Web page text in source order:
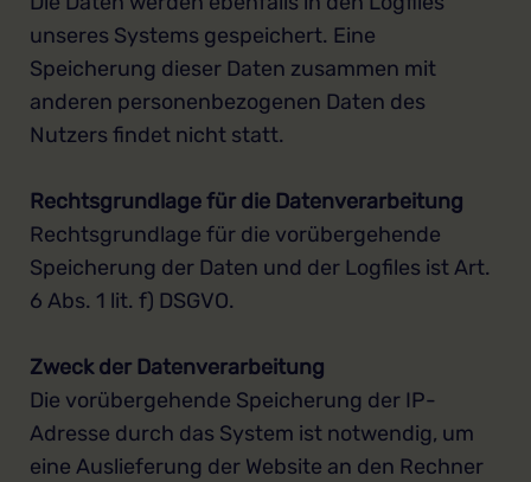
unseres Systems gespeichert. Eine
Speicherung dieser Daten zusammen mit
anderen personenbezogenen Daten des
Nutzers findet nicht statt.
Rechtsgrundlage für die Datenverarbeitung
Rechtsgrundlage für die vorübergehende
Speicherung der Daten und der Logfiles ist Art.
6 Abs. 1 lit. f) DSGVO.
Zweck der Datenverarbeitung
Die vorübergehende Speicherung der IP-
Adresse durch das System ist notwendig, um
eine Auslieferung der Website an den Rechner